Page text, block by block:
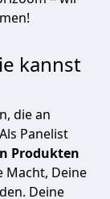
kannst
die an
Panelist
Produkten
Macht, Deine
Deine